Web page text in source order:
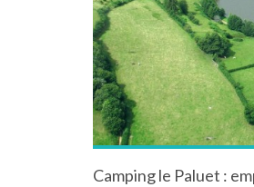
Camping le Paluet :